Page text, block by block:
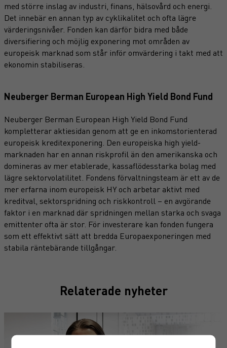
med större inslag av industri, finans, hälsovård och energi.
Det innebär en annan typ av cyklikalitet och ofta lägre
värderingsnivåer. Fonden kan därför bidra med både
diversifiering och möjlig exponering mot områden av
europeisk marknad som står inför omvärdering i takt med att
ekonomin stabiliseras.
Neuberger Berman European High Yield Bond Fund
Neuberger Berman European High Yield Bond Fund
kompletterar aktiesidan genom att ge en inkomstorienterad
europeisk kreditexponering. Den europeiska high yield-
marknaden har en annan riskprofil än den amerikanska och
domineras av mer etablerade, kassaflödesstarka bolag med
lägre sektorvolatilitet. Fondens förvaltningsteam är ett av de
mer erfarna inom europeisk HY och arbetar aktivt med
kreditval, sektorspridning och riskkontroll – en avgörande
faktor i en marknad där spridningen mellan starka och svaga
emittenter ofta är stor. För investerare kan fonden fungera
som ett effektivt sätt att bredda Europaexponeringen med
stabila räntebärande tillgångar.
Relaterade nyheter